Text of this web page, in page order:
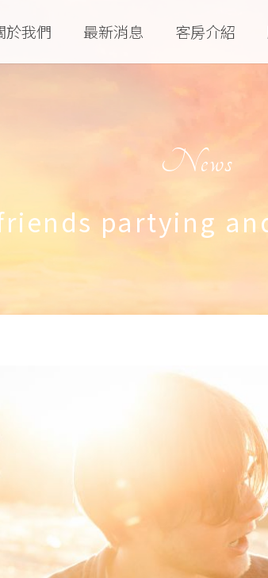
於我們 最新消息 客房介紹
News
partying